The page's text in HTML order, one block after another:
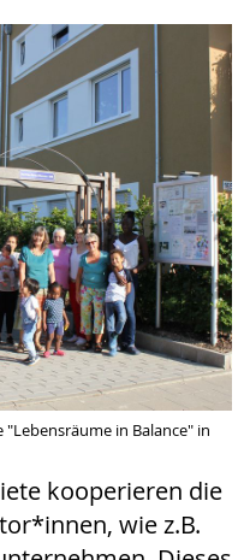
in Balance" in
kooperieren die
wie z.B.